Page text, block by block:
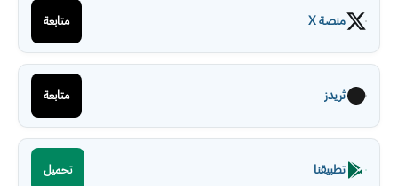
منصة X متابعة
ثريدز متابعة
تطبيقنا تحميل